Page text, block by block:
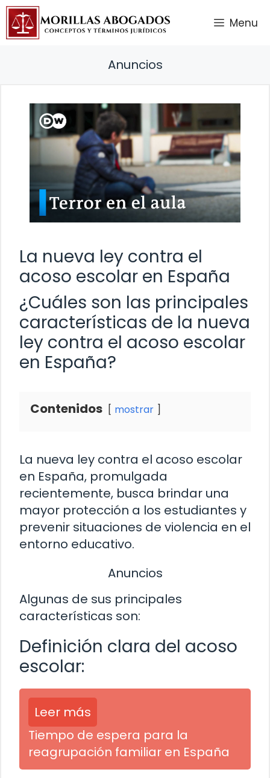
Saltar
contenido
Menu
Anuncios
La nueva ley contra el
acoso escolar en España
¿Cuáles son las principales
características de la nueva
ley contra el acoso escolar
en España?
Contenidos mostrar
La nueva ley contra el acoso escolar
en España, promulgada
recientemente, busca brindar una
mayor protección a los estudiantes y
prevenir situaciones de violencia en el
entorno educativo.
Anuncios
Algunas de sus principales
características son:
Definición clara del acoso
escolar:
Leer más
Tiempo de espera para la
reagrupación familiar en España